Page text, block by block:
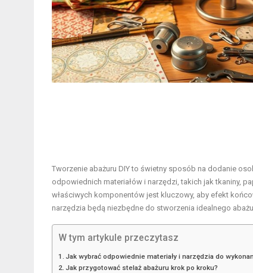
Tworzenie abażuru DIY to świetny sposób na dodanie
odpowiednich materiałów i narzędzi, takich jak tkaniny,
właściwych komponentów jest kluczowy, aby efekt
narzędzia będą niezbędne do stworzenia idealnego
W tym artykule przeczytasz
Jak wybrać odpowiednie materiały i narzędzia do
Jak przygotować stelaż abażuru krok po kroku?